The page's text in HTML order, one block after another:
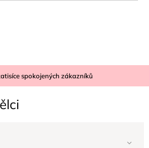
spokojených zákazníků